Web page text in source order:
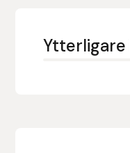
Eyjólfur Ísólfsson